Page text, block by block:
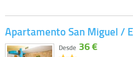
Apartamento San Miguel /
Desde 36 €